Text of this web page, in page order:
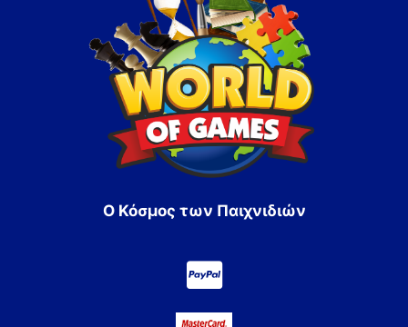
Ο Κόσμος των Παιχνιδιών